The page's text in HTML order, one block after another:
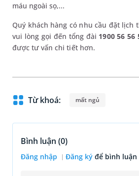
máu ngoài sọ,...
Quý khách hàng có nhu cầu đặt lịch
vui lòng gọi đến tổng đài 1900 56 56
được tư vấn chi tiết hơn.
Từ khoá: mất ngủ
Bình luận (0)
Đăng nhập Đăng ký để bình luận